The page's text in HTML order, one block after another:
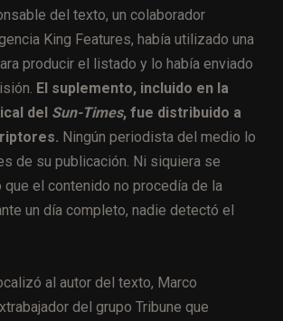
del texto, un colaborador
King Features, había utilizado una
producir el listado y lo había enviado
El suplemento, incluido en la
del Sun-Times, fue distribuido a
Ningún periodista del medio lo
de su publicación. Ni siquiera se
que el contenido no procedía de la
un día completo, nadie detectó el
al autor del texto, Marco
del grupo Tribune que